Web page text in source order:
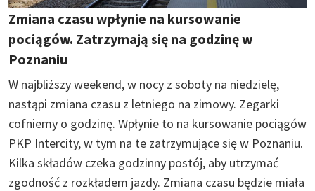
Zmiana czasu wpłynie na kursowanie
pociągów. Zatrzymają się na godzinę w
Poznaniu
W najbliższy weekend, w nocy z soboty na niedzielę,
nastąpi zmiana czasu z letniego na zimowy. Zegarki
cofniemy o godzinę. Wpłynie to na kursowanie pociągów
PKP Intercity, w tym na te zatrzymujące się w Poznaniu.
Kilka składów czeka godzinny postój, aby utrzymać
zgodność z rozkładem jazdy. Zmiana czasu będzie miała